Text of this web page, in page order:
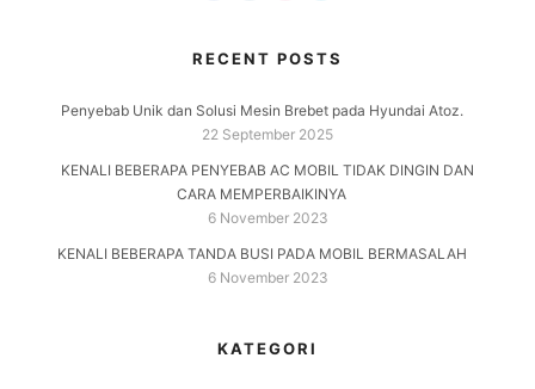
RECENT POSTS
Penyebab Unik dan Solusi Mesin Brebet pada Hyundai Atoz.
22 September 2025
KENALI BEBERAPA PENYEBAB AC MOBIL TIDAK DINGIN DAN
CARA MEMPERBAIKINYA
6 November 2023
KENALI BEBERAPA TANDA BUSI PADA MOBIL BERMASALAH
6 November 2023
KATEGORI